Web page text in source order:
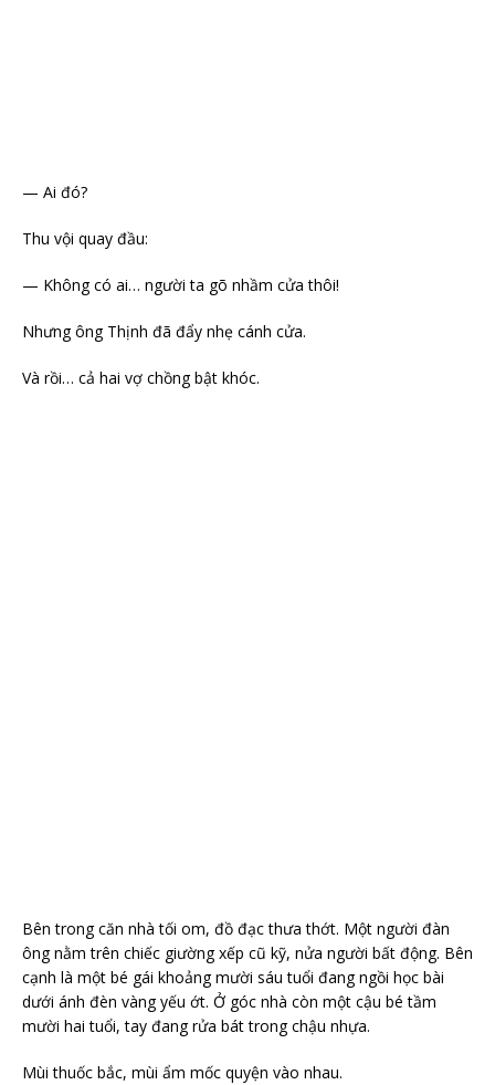
— Ai đó?
Thu vội quay đầu:
— Không có ai… người ta gõ nhầm cửa thôi!
Nhưng ông Thịnh đã đẩy nhẹ cánh cửa.
Và rồi… cả hai vợ chồng bật khóc.
Bên trong căn nhà tối om, đồ đạc thưa thớt. Một người đàn
ông nằm trên chiếc giường xếp cũ kỹ, nửa người bất động. Bên
cạnh là một bé gái khoảng mười sáu tuổi đang ngồi học bài
dưới ánh đèn vàng yếu ớt. Ở góc nhà còn một cậu bé tầm
mười hai tuổi, tay đang rửa bát trong chậu nhựa.
Mùi thuốc bắc, mùi ẩm mốc quyện vào nhau.